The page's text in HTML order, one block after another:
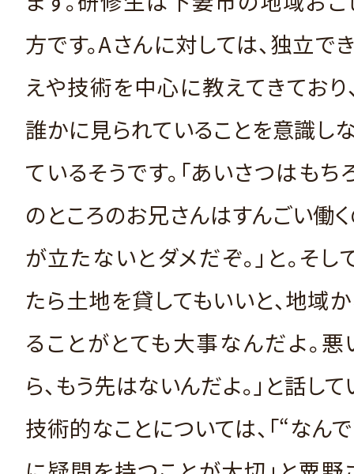
方です。Aさんに対しては、独立で
えや技術を中心に教えてきており
誰かに見られていることを意識しな
ているそうです。「あいさつはもち
のところのお兄さんはすんごい働く
が立たないとダメだぞ。」と。そし
たら土地を貸してもいいと、地域
ることがとても大事なんだよ。
ら、もう先はないんだよ。」と話して
技術的なことについては、「“なん